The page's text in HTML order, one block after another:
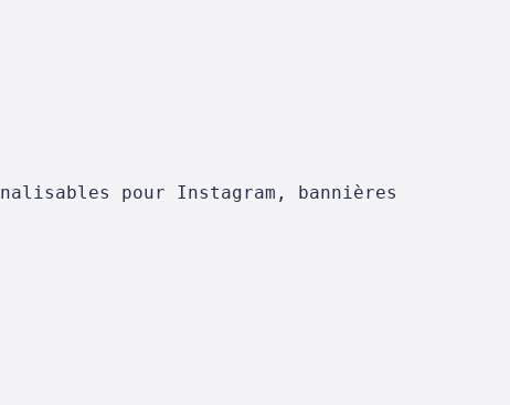
pour Instagram, bannières